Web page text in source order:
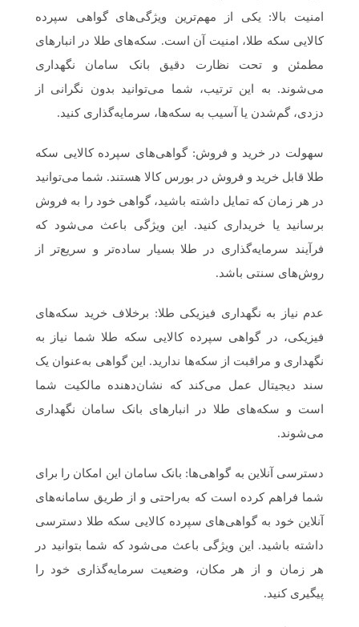
امنیت بالا: یکی از مهم‌ترین ویژگی‌های گواهی سپرده
کالایی سکه طلا، امنیت آن است. سکه‌های طلا در انبارهای
مطمئن و تحت نظارت دقیق بانک سامان نگهداری
می‌شوند. به این ترتیب، شما می‌توانید بدون نگرانی از
دزدی، گم‌شدن یا آسیب به سکه‌ها، سرمایه‌گذاری کنید.
سهولت در خرید و فروش: گواهی‌های سپرده کالایی سکه
طلا قابل خرید و فروش در بورس کالا هستند. شما می‌توانید
در هر زمان که تمایل داشته باشید، گواهی خود را به فروش
برسانید یا خریداری کنید. این ویژگی باعث می‌شود که
فرآیند سرمایه‌گذاری در طلا بسیار ساده‌تر و سریع‌تر از
روش‌های سنتی باشد.
عدم نیاز به نگهداری فیزیکی طلا: برخلاف خرید سکه‌های
فیزیکی، در گواهی سپرده کالایی سکه طلا شما نیاز به
نگهداری و مراقبت از سکه‌ها ندارید. این گواهی به‌عنوان یک
سند دیجیتال عمل می‌کند که نشان‌دهنده مالکیت شما
است و سکه‌های طلا در انبارهای بانک سامان نگهداری
می‌شوند.
دسترسی آنلاین به گواهی‌ها: بانک سامان این امکان را برای
شما فراهم کرده است که به‌راحتی و از طریق سامانه‌های
آنلاین خود به گواهی‌های سپرده کالایی سکه طلا دسترسی
داشته باشید. این ویژگی باعث می‌شود که شما بتوانید در
هر زمان و از هر مکان، وضعیت سرمایه‌گذاری خود را
پیگیری کنید.